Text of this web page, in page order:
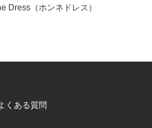
Dress（ホンネドレス）
くある質問